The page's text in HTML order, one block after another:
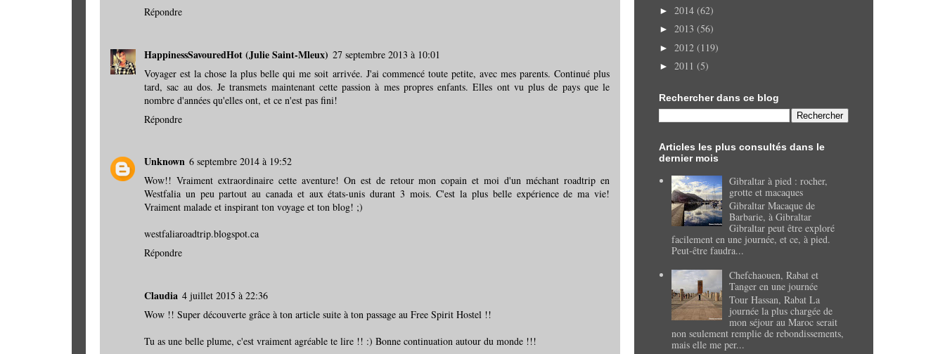
Répondre
HappinessSavouredHot (Julie Saint-Mleux) 27 septembre 2013 à 10:01
Voyager est la chose la plus belle qui me soit arrivée. J'ai commencé toute petite, avec mes parents. Continué plus
tard, sac au dos. Je transmets maintenant cette passion à mes propres enfants. Elles ont vu plus de pays que le
nombre d'années qu'elles ont, et ce n'est pas fini!
Répondre
Unknown 6 septembre 2014 à 19:52
Wow!! Vraiment extraordinaire cette aventure! On est de retour mon copain et moi d'un méchant roadtrip en
Westfalia un peu partout au canada et aux états-unis durant 3 mois. C'est la plus belle expérience de ma vie!
Vraiment malade et inspirant ton voyage et ton blog! ;)
westfaliaroadtrip.blogspot.ca
Répondre
Claudia 4 juillet 2015 à 22:36
Wow !! Super découverte grâce à ton article suite à ton passage au Free Spirit Hostel !!
Tu as une belle plume, c'est vraiment agréable te lire !! :) Bonne continuation autour du monde !!!
► 2014 (62)
► 2013 (56)
► 2012 (119)
► 2011 (5)
Rechercher dans ce blog
Articles les plus consultés dans le
dernier mois
Gibraltar à pied : rocher,
grotte et macaques
Gibraltar Macaque de
Barbarie, à Gibraltar
Gibraltar peut être exploré
facilement en une journée, et ce, à pied.
Peut-être faudra...
Chefchaouen, Rabat et
Tanger en une journée
Tour Hassan, Rabat La
journée la plus chargée de
mon séjour au Maroc serait
non seulement remplie de rebondissements,
mais elle me per...